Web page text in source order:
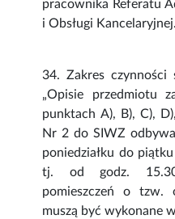
pracownika Referatu
i Obsługi Kancelaryjnej.
34. Zakres czynności
„Opisie przedmiotu
punktach A), B), C),
Nr 2 do SIWZ
poniedziałku do
tj. od godz.
pomieszczeń o tzw.
muszą być wykonane